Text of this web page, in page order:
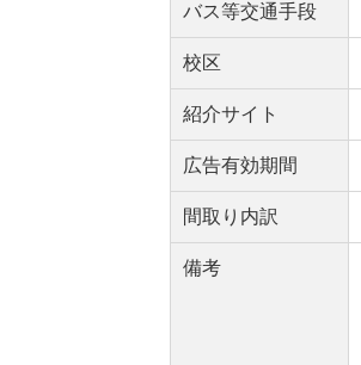
バス等交通手段
校区
紹介サイト
広告有効期間
間取り内訳
備考